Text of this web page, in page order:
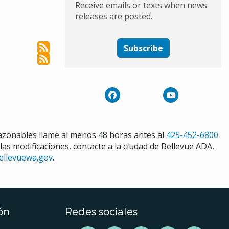
Receive emails or texts when news
releases are posted.
Subscribe
llame al menos 48 horas antes al 425-452-6800
modificaciones, contacte a la ciudad de Bellevue ADA,
.
Redes sociales